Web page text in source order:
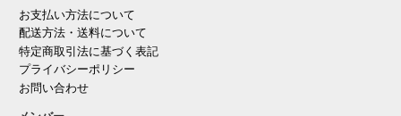
お支払い方法について
配送方法・送料について
特定商取引法に基づく表記
プライバシーポリシー
お問い合わせ